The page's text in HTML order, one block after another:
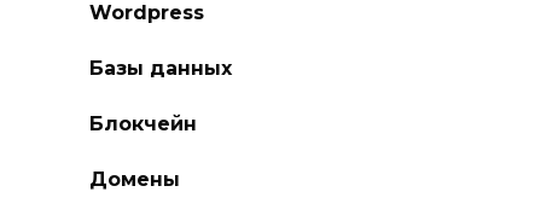
Wordpress
Базы данных
Блокчейн
Домены